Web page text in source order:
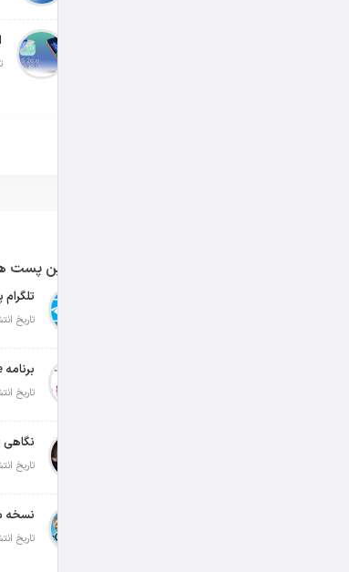
آخرین پست
تاریخ انتشار: 6
تاریخ انتشار: 2
نگاهی به ۱۵ سال مدیریت تیم
تاریخ انتشار: 1
تاریخ انتشار: 30